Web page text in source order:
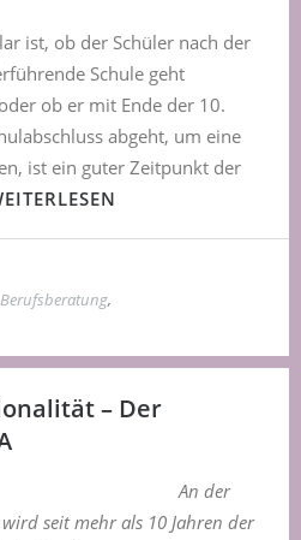
ist, ob der Schüler nach der
Schule geht
ob er mit Ende der 10.
abgeht, um eine
ist ein guter Zeitpunkt der
Berufsberatung,
– Der
An der
seit mehr als 10 Jahren der